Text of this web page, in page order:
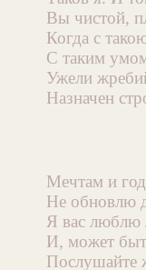
Вы чистой,
Когда с
С таким
Ужели
Назначен
Мечтам и
Не обновлю
Я вас люблю
И, может
Послушайте